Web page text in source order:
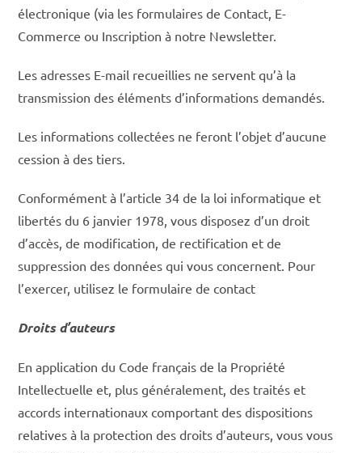
électronique (via les formulaires de Contact, E-
Commerce ou Inscription à notre Newsletter.
Les adresses E-mail recueillies ne servent qu’à la
transmission des éléments d’informations demandés.
Les informations collectées ne feront l’objet d’aucune
cession à des tiers.
Conformément à l’article 34 de la loi informatique et
libertés du 6 janvier 1978, vous disposez d’un droit
d’accès, de modification, de rectification et de
suppression des données qui vous concernent. Pour
l’exercer, utilisez le formulaire de contact
Droits d’auteurs
En application du Code français de la Propriété
Intellectuelle et, plus généralement, des traités et
accords internationaux comportant des dispositions
relatives à la protection des droits d’auteurs, vous vous